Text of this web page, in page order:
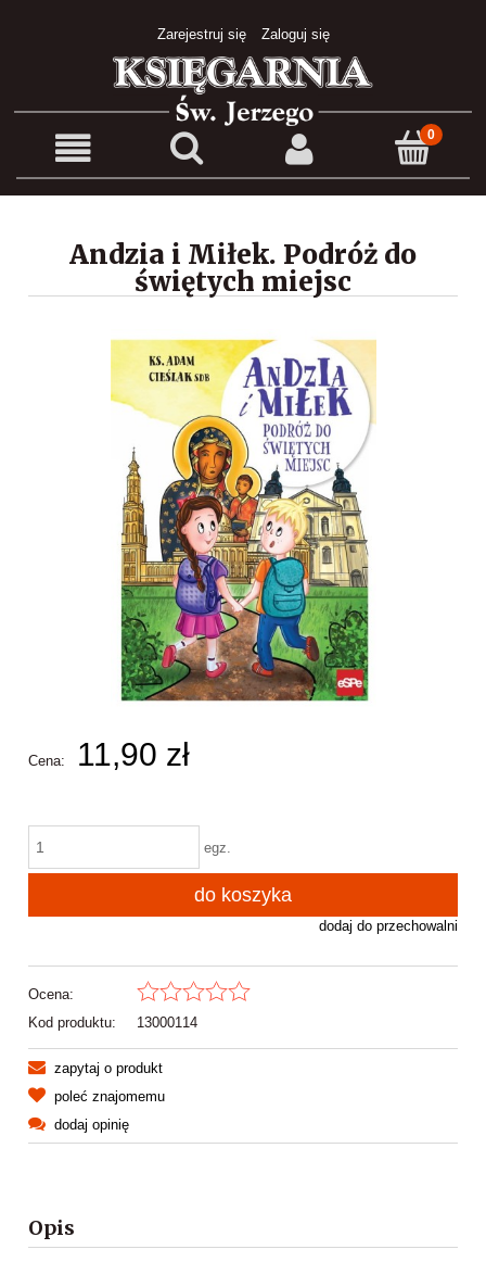
Zarejestruj się Zaloguj się
Andzia i Miłek. Podróż do
świętych miejsc
Cena: 11,90 zł
egz.
do koszyka
dodaj do przechowalni
Ocena:
Kod produktu:
13000114
zapytaj o produkt
poleć znajomemu
dodaj opinię
Opis